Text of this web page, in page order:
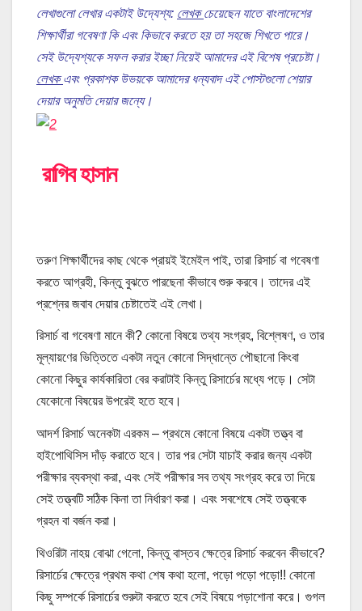
লেখাগুলো লেখার একটাই উদ্যেশ্য: লেখকচেয়েছেন যাতে বাংলাদেশের
শিক্ষার্থীরা গবেষণা কি এবং কিভাবে করতে হয় তা সহজে শিখতে পারে।
সেই উদ্যেশ্যকে সফল করার ইচ্ছা নিয়েই আমাদের এই বিশেষ প্রচেষ্টা।
লেখকএবং প্রকাশক উভয়কে আমাদের ধন্যবাদ এই পোস্টগুলো শেয়ার
দেয়ার অনুমতি দেয়ার জন্যে।
রাগিব হাসান
তরুণ শিক্ষার্থীদের কাছ থেকে প্রায়ই ইমেইল পাই, তারা রিসার্চ বা গবেষণা
করতে আগ্রহী, কিন্তু বুঝতে পারছেনা কীভাবে শুরু করবে। তাদের এই
প্রশ্নের জবাব দেয়ার চেষ্টাতেই এই লেখা।
রিসার্চ বা গবেষণা মানে কী? কোনো বিষয়ে তথ্য সংগ্রহ, বিশ্লেষণ, ও তার
মূল্যায়ণের ভিত্তিতে একটা নতুন কোনো সিদ্ধান্তে পৌছানো কিংবা
কোনো কিছুর কার্যকারিতা বের করাটাই কিন্তু রিসার্চের মধ্যে পড়ে। সেটা
যেকোনো বিষয়ের উপরেই হতে হবে।
আদর্শ রিসার্চ অনেকটা এরকম – প্রথমে কোনো বিষয়ে একটা তত্ত্ব বা
হাইপোথিসিস দাঁড় করাতে হবে। তার পর সেটা যাচাই করার জন্য একটা
পরীক্ষার ব্যবস্থা করা, এবং সেই পরীক্ষার সব তথ্য সংগ্রহ করে তা দিয়ে
সেই তত্ত্বটি সঠিক কিনা তা নির্ধারণ করা। এবং সবশেষে সেই তত্ত্বকে
গ্রহন বা বর্জন করা।
থিওরিটা নাহয় বোঝা গেলো, কিন্তু বাস্তব ক্ষেত্রে রিসার্চ করবেন কীভাবে?
রিসার্চের ক্ষেত্রে প্রথম কথা শেষ কথা হলো, পড়ো পড়ো পড়ো!! কোনো
কিছু সম্পর্কে রিসার্চের শুরুটা করতে হবে সেই বিষয়ে পড়াশোনা করে। গুগল